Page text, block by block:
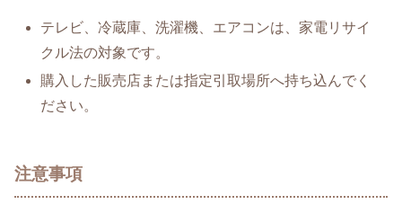
テレビ、冷蔵庫、洗濯機、エアコンは、家電リサイ
クル法の対象です。
購入した販売店または指定引取場所へ持ち込んでく
ださい。
注意事項